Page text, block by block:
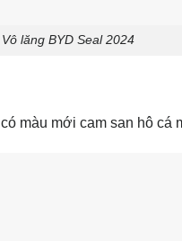
Vô lăng BYD Seal 2024
có màu mới cam san hô cá